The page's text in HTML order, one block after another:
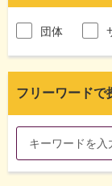
団体
フリーワードで